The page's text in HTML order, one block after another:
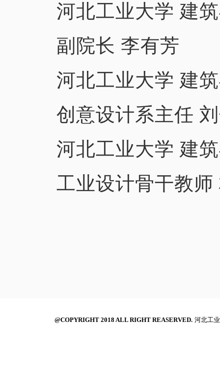
河北工业大学 建
副院长 李有芳
河北工业大学 建
创意设计系主任
河北工业大学 建
工业设计骨干教师
@COPYRIGHT 2018 ALL RIGHT REASERVED. 河北工